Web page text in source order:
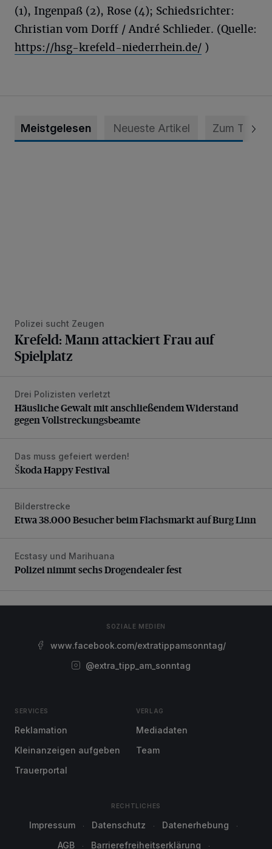
(1), Ingenpaß (2), Rose (4); Schiedsrichter:
Christian vom Dorff / André Schlieder. (Quelle:
https://hsg-krefeld-niederrhein.de/ )
Meistgelesen Neueste Artikel Zum Thema
Polizei sucht Zeugen
Krefeld: Mann attackiert Frau auf
Spielplatz
Häusliche Gewalt mit anschließendem Widerstand gegen
Drei Polizisten verletzt
Häusliche Gewalt mit anschließendem Widerstand
gegen Vollstreckungsbeamte
Škoda Happy Festival
Das muss gefeiert werden!
Škoda Happy Festival
Etwa 38.000 Besucher beim Flachsmarkt auf Burg Linn
Bilderstrecke
Etwa 38.000 Besucher beim Flachsmarkt auf Burg Linn
Polizei nimmt sechs Drogendealer fest
Ecstasy und Marihuana
Polizei nimmt sechs Drogendealer fest
SOZIALE MEDIEN
www.facebook.com/extratippamsonntag/
@extra_tipp_am_sonntag
SERVICES
Reklamation
Kleinanzeigen aufgeben
Trauerportal
VERLAG
Mediadaten
Team
RECHTLICHES
Impressum Datenschutz
Datenerhebung
AGB
Barrierefreiheitserklärung